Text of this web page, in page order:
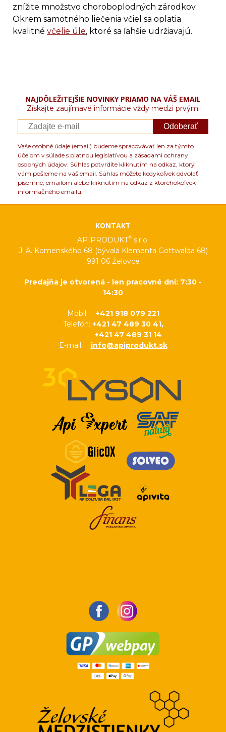
znížite množstvo choroboplodných zárodkov.
Okrem samotného liečenia včiel sa oplatia
kvalitné včelie úle, ktoré sa ľahšie udržiavajú.
NAJDÔLEŽITEJŠIE NOVINKY PRIAMO NA VÁŠ EMAIL
Získajte zaujímavé informácie vždy medzi prvými
Odoberať
Vaše osobné údaje (email) budeme spracovávať len za týmto
účelom v súlade s platnou legislatívou a zásadami ochrany
osobných údajov. Súhlas potvrdíte kliknutím na odkaz, ktorý
vám pošleme na váš email. Súhlas môžete kedykoľvek odvolať
písomne, emailom alebo kliknutím na odkaz z ktoréhokoľvek
informačného emailu.
KONTAKT
APIPRODUKT® s.r.o.
J. A. Komenského 68 (bývalá Klementa Gottwalda 68)
991 06 Želovce
Predajňa je otvorená - len pracovné dni: 7:30 -
14:30
Mobil: +421 918 079 221
Telefón: +421 47 489 30 41,
+421 47 489 31 14
E-mail: info@apiprodukt.sk